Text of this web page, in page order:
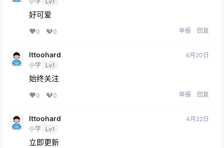
好可爱
0 0 举报 回复
Ittoohard
小学 Lv1
4月20日
始终关注
0 0 举报 回复
Ittoohard
小学 Lv1
4月22日
立即更新